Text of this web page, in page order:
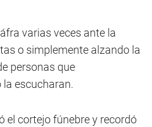
varias veces ante la
o simplemente alzando la
personas que
escucharan.
el cortejo fúnebre y recordó